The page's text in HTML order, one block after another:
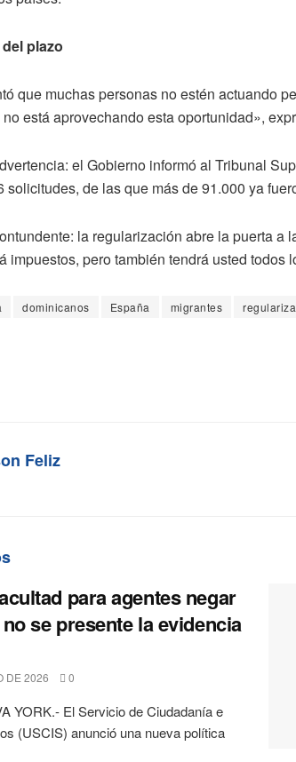
plazo
que muchas personas no estén actuando
está aprovechando esta oportunidad»,
el Gobierno informó al Tribunal
de las que más de 91.000 ya
la regularización abre la puerta a
impuestos, pero también tendrá usted todos
dominicanos España migrantes
Feliz
para agentes negar
se presente la evidencia
DE 2026 0
YORK.- El Servicio de Ciudadanía e
(USCIS) anunció una nueva política